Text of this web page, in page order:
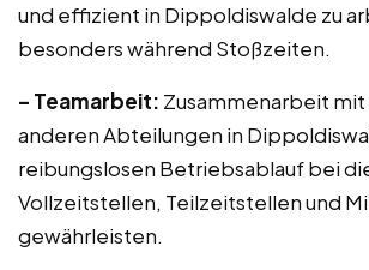
und effizient in Dippoldiswalde zu
besonders während Stoßzeiten.
– Teamarbeit: Zusammenarbeit
anderen Abteilungen in
reibungslosen Betriebsablauf bei
Vollzeitstellen, Teilzeitstellen und
gewährleisten.